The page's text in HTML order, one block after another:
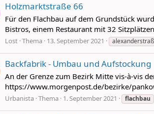
Holzmarktstraße 66
Für den Flachbau auf dem Grundstück
Bistros, einem Restaurant mit 32
Lost Thema 13. September 2021
Backfabrik - Umbau und Aufstockung
An der Grenze zum Bezirk Mitte vis-à-vis
https://www.morgenpost.de/bezirke/
Urbanista Thema 1. September 2021 flachbau